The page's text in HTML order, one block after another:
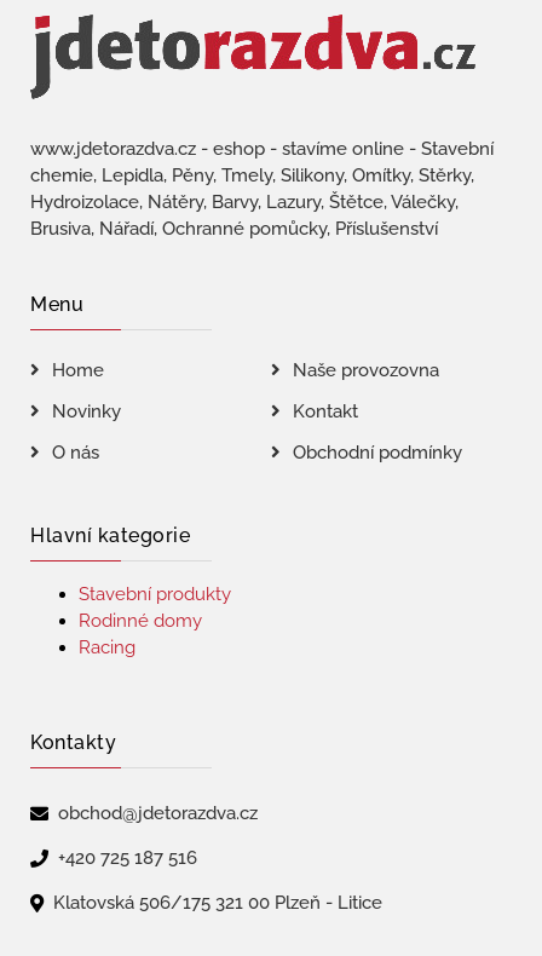
www.jdetorazdva.cz - eshop - stavíme online - Stavební
chemie, Lepidla, Pěny, Tmely, Silikony, Omítky, Stěrky,
Hydroizolace, Nátěry, Barvy, Lazury, Štětce, Válečky,
Brusiva, Nářadí, Ochranné pomůcky, Příslušenství
Menu
Home
Naše provozovna
Novinky
Kontakt
O nás
Obchodní podmínky
Hlavní kategorie
Stavební produkty
Rodinné domy
Racing
Kontakty
obchod@jdetorazdva.cz
+420 725 187 516
Klatovská 506/175 321 00 Plzeň - Litice